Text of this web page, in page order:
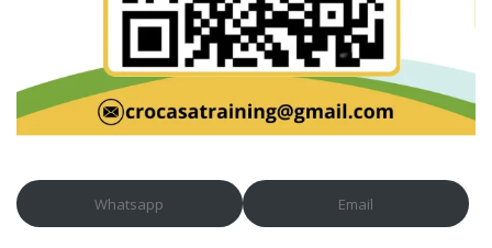
Whatsapp Email